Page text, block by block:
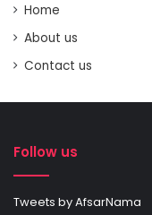
Home
About us
Contact us
Follow us
Tweets by AfsarNama